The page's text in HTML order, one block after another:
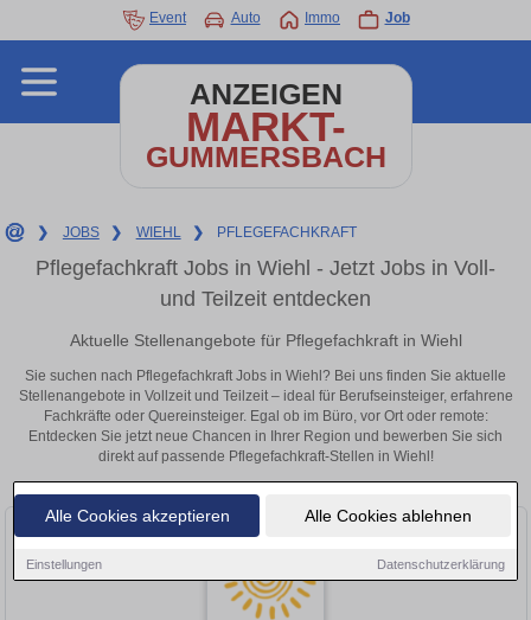
Alle Cookies akzeptieren Alle Cookies ablehnen
Einstellungen Datenschutzerklärung
Event Auto Immo Job
ANZEIGEN
MARKT-
GUMMERSBACH
❯ JOBS ❯ WIEHL ❯ PFLEGEFACHKRAFT
Pflegefachkraft Jobs in Wiehl - Jetzt Jobs in Voll-
und Teilzeit entdecken
Aktuelle Stellenangebote für Pflegefachkraft in Wiehl
Sie suchen nach Pflegefachkraft Jobs in Wiehl? Bei uns finden Sie aktuelle
Stellenangebote in Vollzeit und Teilzeit – ideal für Berufseinsteiger, erfahrene
Fachkräfte oder Quereinsteiger. Egal ob im Büro, vor Ort oder remote:
Entdecken Sie jetzt neue Chancen in Ihrer Region und bewerben Sie sich
direkt auf passende Pflegefachkraft-Stellen in Wiehl!